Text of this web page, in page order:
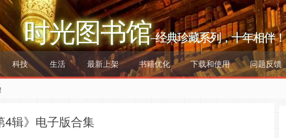
时光图书馆–经典珍藏系列，十年相伴！
科技 生活 最新上架 书籍优化 下载和使用 问题反馈
辑》电子版合集